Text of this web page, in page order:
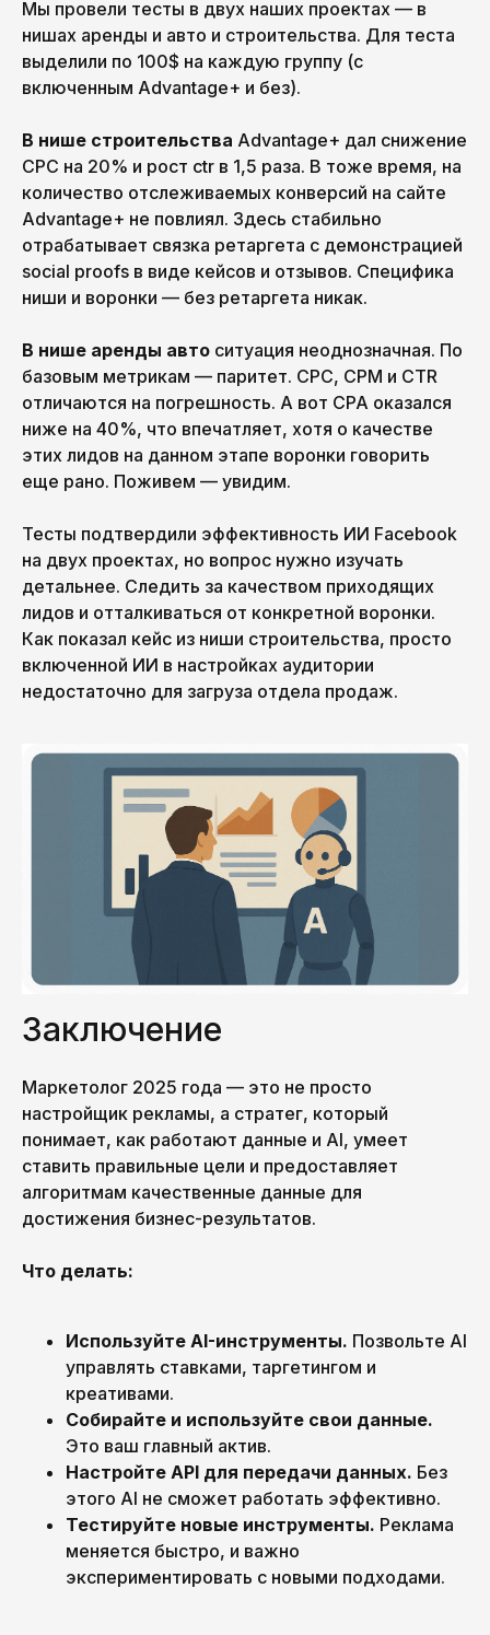
Мы провели тесты в двух наших проектах — в
нишах аренды и авто и строительства. Для теста
выделили по 100$ на каждую группу (с
включенным Advantage+ и без).
В нише строительства Advantage+ дал снижение
CPC на 20% и рост ctr в 1,5 раза. В тоже время, на
количество отслеживаемых конверсий на сайте
Advantage+ не повлиял. Здесь стабильно
отрабатывает связка ретаргета с демонстрацией
social proofs в виде кейсов и отзывов. Специфика
ниши и воронки — без ретаргета никак.
В нише аренды авто ситуация неоднозначная. По
базовым метрикам — паритет. CPC, CPM и CTR
отличаются на погрешность. А вот CPA оказался
ниже на 40%, что впечатляет, хотя о качестве
этих лидов на данном этапе воронки говорить
еще рано. Поживем — увидим.
Тесты подтвердили эффективность ИИ Facebook
на двух проектах, но вопрос нужно изучать
детальнее. Следить за качеством приходящих
лидов и отталкиваться от конкретной воронки.
Как показал кейс из ниши строительства, просто
включенной ИИ в настройках аудитории
недостаточно для загруза отдела продаж.
Заключение
Маркетолог 2025 года — это не просто
настройщик рекламы, а стратег, который
понимает, как работают данные и AI, умеет
ставить правильные цели и предоставляет
алгоритмам качественные данные для
достижения бизнес-результатов.
Что делать:
Используйте AI-инструменты. Позвольте AI
управлять ставками, таргетингом и
креативами.
Собирайте и используйте свои данные.
Это ваш главный актив.
Настройте API для передачи данных. Без
этого AI не сможет работать эффективно.
Тестируйте новые инструменты. Реклама
меняется быстро, и важно
экспериментировать с новыми подходами.
Политика конфиденциальности